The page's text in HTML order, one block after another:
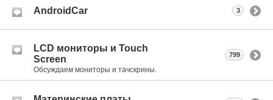
AndroidCar 3
LCD мониторы и Touch
Screen
Обсуждаем мониторы и тачскрины.
799